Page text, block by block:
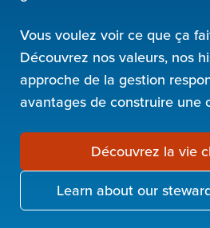
Vous voulez voir ce que ça
Découvrez nos valeurs, nos
approche de la gestion
avantages de construire une
Découvrez la vie
Learn about our